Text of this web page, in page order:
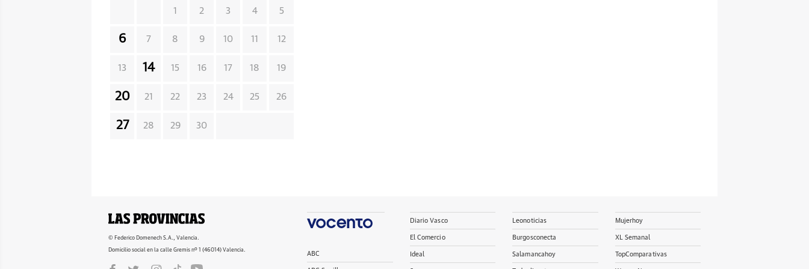
1 2 3 4 5
6 7 8 9 10 11 12
13 14 15 16 17 18 19
20 21 22 23 24 25 26
27 28 29 30
© Federico Domenech S.A., Valencia.
Domicilio social en la calle Gremis nº 1 (46014) Valencia.
ABC
Diario Vasco
El Comercio
Ideal
Leonoticias
Burgosconecta
Salamancahoy
Mujerhoy
XL Semanal
TopComparativas